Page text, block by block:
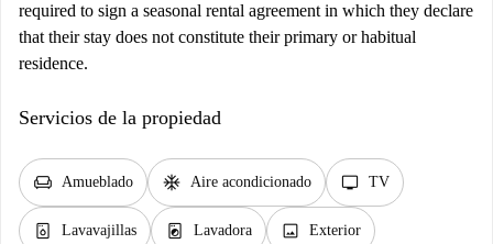
required to sign a seasonal rental agreement in which they declare
that their stay does not constitute their primary or habitual
residence.
Servicios de la propiedad
chair Amueblado ac_unit Aire acondicionado tv TV
dishwasher_gen Lavavajillas local_laundry_service Lavadora image Exterior